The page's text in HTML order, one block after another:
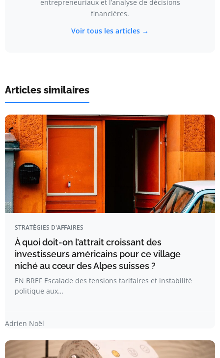
entrepreneuriaux et l’analyse de décisions
financières.
Voir tous les articles →
Articles similaires
STRATÉGIES D'AFFAIRES
À quoi doit-on l’attrait croissant des
investisseurs américains pour ce village
niché au cœur des Alpes suisses ?
EN BREF Escalade des tensions tarifaires et instabilité
politique aux…
Adrien Noël